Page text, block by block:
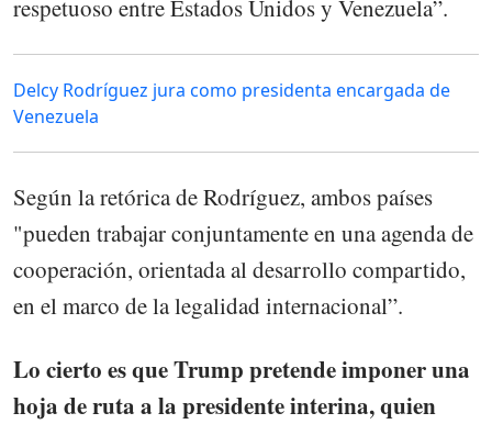
respetuoso entre Estados Unidos y Venezuela”.
Delcy Rodríguez jura como presidenta encargada de
Venezuela
Según la retórica de Rodríguez, ambos países
"pueden trabajar conjuntamente en una agenda de
cooperación, orientada al desarrollo compartido,
en el marco de la legalidad internacional”.
Lo cierto es que Trump pretende imponer una
hoja de ruta a la presidente interina, quien